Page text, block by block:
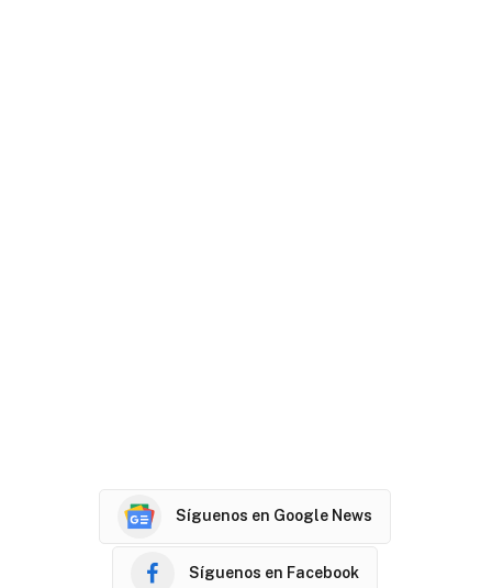
Síguenos en Google News
Síguenos en Facebook